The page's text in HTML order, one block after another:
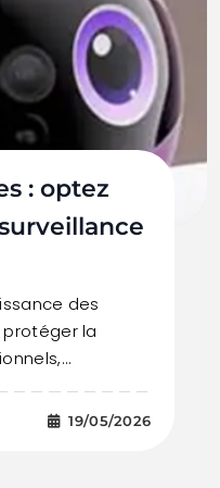
: optez
des
la
19/05/2026